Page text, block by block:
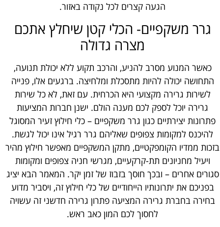
הגעה קצרים לכל נקודה באזור.
גרר משקפיים- הכלי קטן שיחלץ אתכם
מצרה גדולה
כאשר המנוע מסרב להניע, והרכב תקוע ללא יכולת תנועה,
התחושה יכולה להיות מתסכלת ומלחיצה. ברגעים אלו, פנייה
לשירות גרירה מקצועי היא הכרחית. עם זאת, לא כל שירות
גרירה יוכל לספק לכם מענה הולם. ישנן חברות המציעות
פתרונות יצירתיים כגון גרר משקפיים – כלי חילוץ זעיר המסוגל
להיכנס למקומות צפופים שאליהם גרר רגיל אינו יכול לגשת.
בזכות ממדיו הקומפקטיים, מתקן המשקפיים מאפשר חילוץ מהיר
ויעיל מחניונים תת-קרקעיים, מגרשי חניה צפופים ומקומות
סגורים אחרים – ובכך חוסך בזבוז של זמן יקר. המאמר הבא יציג
בפניכם את יתרונותיו הייחודיים של כלי חילוץ זה, ויסביר מדוע
בחירה בחברת גרירה המציעה פתרון גרירה חדשני זה עשויה
לחסוך לכם המון כאב ראש.